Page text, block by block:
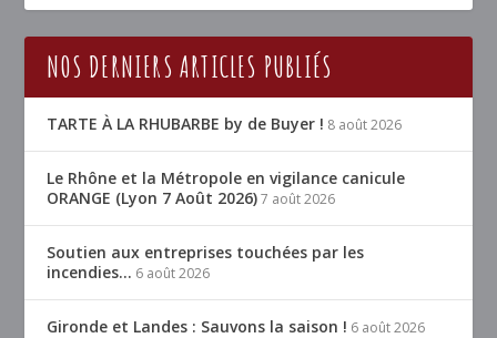
NOS DERNIERS ARTICLES PUBLIÉS
TARTE À LA RHUBARBE by de Buyer ! 8 août 2026
Le Rhône et la Métropole en vigilance canicule
ORANGE (Lyon 7 Août 2026) 7 août 2026
Soutien aux entreprises touchées par les
incendies… 6 août 2026
Gironde et Landes : Sauvons la saison ! 6 août 2026